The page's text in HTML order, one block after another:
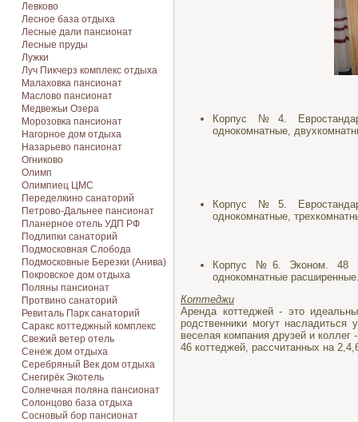
Левково
Лесное база отдыха
Лесные дали пансионат
Лесные пруды
Лужки
Луч Пикчерз комплекс отдыха
Малаховка пансионат
Маслово пансионат
Медвежьи Озера
Морозовка пансионат
Нагорное дом отдыха
Назарьево пансионат
Огниково
Олимп
Олимпиец ЦМС
Переделкино санаторий
Петрово-Дальнее пансионат
Планерное отель УДП РФ
Подлипки санаторий
Подмосковная Cлобода
Подмосковные Березки (Анива)
Покровское дом отдыха
Поляны пансионат
Протвино санаторий
Ревиталь Парк санаторий
Саракс коттеджный комплекс
Свежий ветер отель
Сенеж дом отдыха
Серебряный Век дом отдыха
Снегирёк Экотель
Солнечная поляна пансионат
Солонцово база отдыха
Сосновый бор пансионат
Корпус №4.
однокомнатные,
Корпус №5.
однокомнатные,
Корпус №6. Эконом. 48
однокомнатные
Коттеджи
Аренда коттеджей - это
родственники могут
веселая компания друзей и коллег
46 коттеджей, рассчитанных на